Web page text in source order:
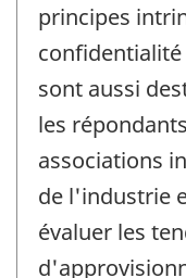
principes
confidentialité
sont aussi
les
associations
de l'industrie
évaluer les